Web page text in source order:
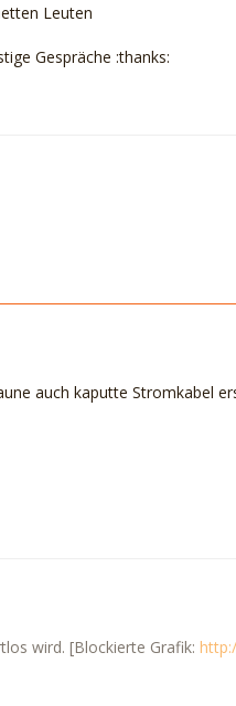
Leuten
Gespräche :thanks:
auch kaputte Stromkabel
wird. [Blockierte Grafik: